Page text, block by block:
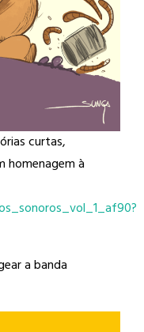
curtas,
homenagem à
a banda